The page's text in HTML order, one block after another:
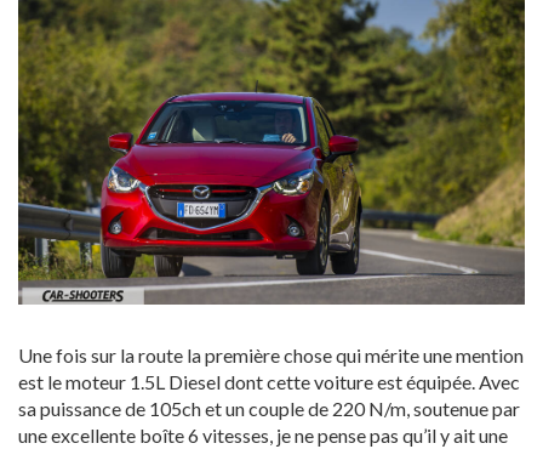
Une fois sur la route la première chose qui mérite une mention
est le moteur 1.5L Diesel dont cette voiture est équipée. Avec
sa puissance de 105ch et un couple de 220 N/m, soutenue par
une excellente boîte 6 vitesses, je ne pense pas qu’il y ait une